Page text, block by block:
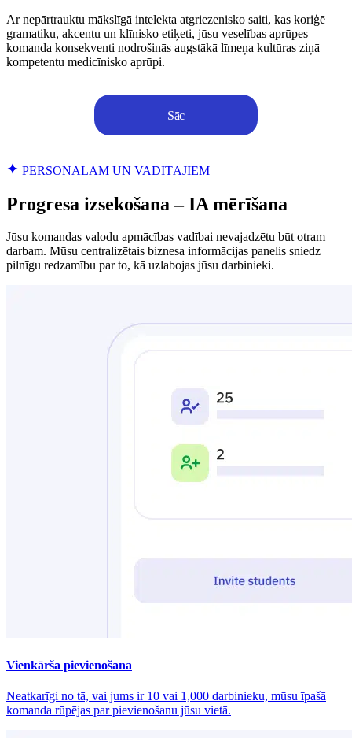
Ar nepārtrauktu mākslīgā intelekta atgriezenisko saiti, kas koriģē
gramatiku, akcentu un klīnisko etiķeti, jūsu veselības aprūpes
komanda konsekventi nodrošinās augstākā līmeņa kultūras ziņā
kompetentu medicīnisko aprūpi.
Sāc
PERSONĀLAM UN VADĪTĀJIEM
Progresa izsekošana – IA mērīšana
Jūsu komandas valodu apmācības vadībai nevajadzētu būt otram
darbam. Mūsu centralizētais biznesa informācijas panelis sniedz
pilnīgu redzamību par to, kā uzlabojas jūsu darbinieki.
Vienkārša pievienošana
Neatkarīgi no tā, vai jums ir 10 vai 1,000 darbinieku, mūsu īpašā
komanda rūpējas par pievienošanu jūsu vietā.